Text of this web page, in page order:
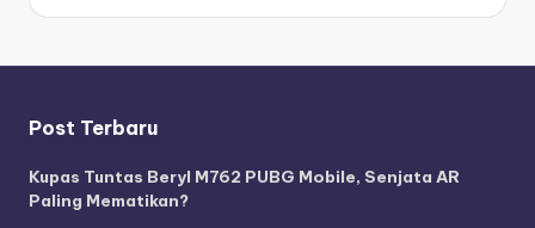
Post Terbaru
Kupas Tuntas Beryl M762 PUBG Mobile, Senjata AR
Paling Mematikan?